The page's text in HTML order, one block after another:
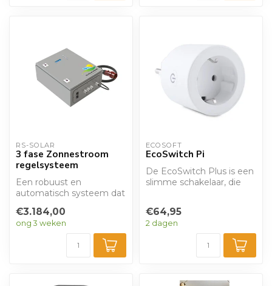
RS-SOLAR
3 fase Zonnestroom
regelsysteem
Een robuust en
automatisch systeem dat
het moment dat u...
€3.184,00
ong 3 weken
ECOSOFT
EcoSwitch Pi
De EcoSwitch Plus is een
slimme schakelaar, die
€64,95
2 dagen